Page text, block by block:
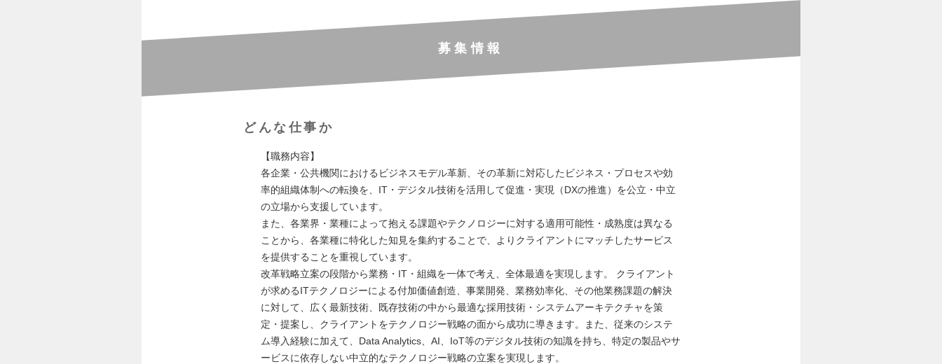
募集情報
どんな仕事か
【職務内容】
各企業・公共機関におけるビジネスモデル革新、その革新に対応したビジネス・プロセスや効
率的組織体制への転換を、IT・デジタル技術を活用して促進・実現（DXの推進）を公立・中立
の立場から支援しています。
また、各業界・業種によって抱える課題やテクノロジーに対する適用可能性・成熟度は異なる
ことから、各業種に特化した知見を集約することで、よりクライアントにマッチしたサービス
を提供することを重視しています。
改革戦略立案の段階から業務・IT・組織を一体で考え、全体最適を実現します。 クライアント
が求めるITテクノロジーによる付加価値創造、事業開発、業務効率化、その他業務課題の解決
に対して、広く最新技術、既存技術の中から最適な採用技術・システムアーキテクチャを策
定・提案し、クライアントをテクノロジー戦略の面から成功に導きます。また、従来のシステ
ム導入経験に加えて、Data Analytics、AI、IoT等のデジタル技術の知識を持ち、特定の製品やサ
ービスに依存しない中立的なテクノロジー戦略の立案を実現します。